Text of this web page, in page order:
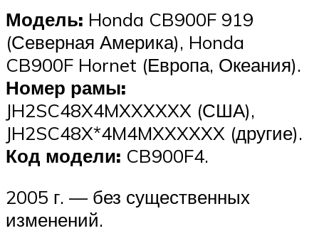
Модель: Honda CB900F 919
(Северная Америка), Honda
CB900F Hornet (Европа, Океания).
Номер рамы:
JH2SC48X4MXXXXXX (США),
JH2SC48X*4M4MXXXXXX (другие).
Код модели: CB900F4.
2005 г. — без существенных
изменений.